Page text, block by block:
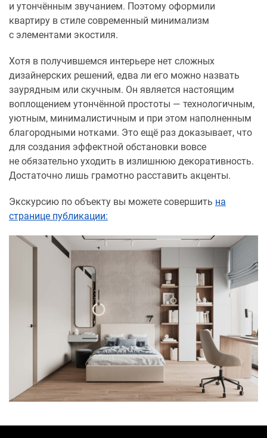
и утончённым звучанием. Поэтому оформили
квартиру в стиле современный минимализм
с элементами экостиля.
Хотя в получившемся интерьере нет сложных
дизайнерских решений, едва ли его можно назвать
заурядным или скучным. Он является настоящим
воплощением утончённой простоты — технологичным,
уютным, минималистичным и при этом наполненным
благородными нотками. Это ещё раз доказывает, что
для создания эффектной обстановки вовсе
не обязательно уходить в излишнюю декоративность.
Достаточно лишь грамотно расставить акценты.
Экскурсию по объекту вы можете совершить на
странице публикации: